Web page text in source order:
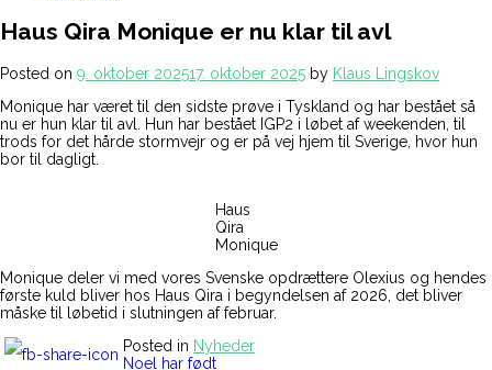
Haus Qira Monique er nu klar til avl
Posted on 9. oktober 202517. oktober 2025 by Klaus Lingskov
Monique har været til den sidste prøve i Tyskland og har bestået så
nu er hun klar til avl. Hun har bestået IGP2 i løbet af weekenden, til
trods for det hårde stormvejr og er på vej hjem til Sverige, hvor hun
bor til dagligt.
Haus
Qira
Monique
Monique deler vi med vores Svenske opdrættere Olexius og hendes
første kuld bliver hos Haus Qira i begyndelsen af 2026, det bliver
måske til løbetid i slutningen af februar.
Posted in Nyheder
Noel har født